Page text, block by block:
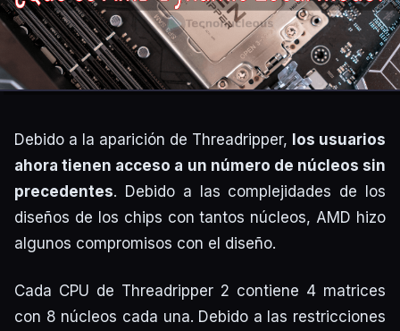
Debido a la aparición de Threadripper, los usuarios
ahora tienen acceso a un número de núcleos sin
precedentes. Debido a las complejidades de los
diseños de los chips con tantos núcleos, AMD hizo
algunos compromisos con el diseño.
Cada CPU de Threadripper 2 contiene 4 matrices
con 8 núcleos cada una. Debido a las restricciones